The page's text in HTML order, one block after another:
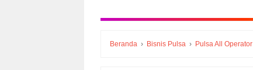
Beranda › Bisnis Pulsa › Pulsa All Operator